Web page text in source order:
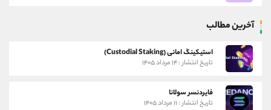
آخرین مطالب
استیکینگ امانی (Custodial Staking)
تاریخ انتشار : ۱۴ مرداد ۱۴۰۵
فایردنسر سولانا
تاریخ انتشار : ۱۱ مرداد ۱۴۰۵